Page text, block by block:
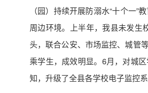
（园）持续开展防溺水“十个一
周边环境。上半年，我县未发生
头，联合公安、市场监控、城管
乘学生，成效明显。6月，对城
知，升级了全县各学校电子监控